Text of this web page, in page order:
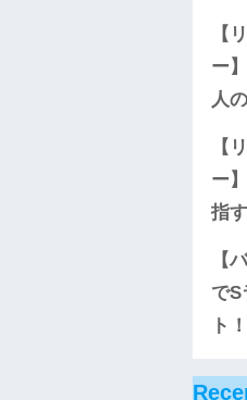
【
ー
人
【
ー
指
【
でS
ト！